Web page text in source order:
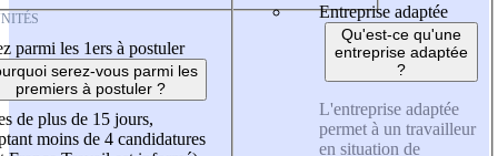
parmi les 1ers à postuler
serez-vous parmi les
premiers à postuler ?
de plus de 15 jours,
moins de 4 candidatures
Entreprise adaptée
Qu'est-ce qu'une
entreprise adaptée
?
L'entreprise adaptée
permet à un travailleur
en situation de